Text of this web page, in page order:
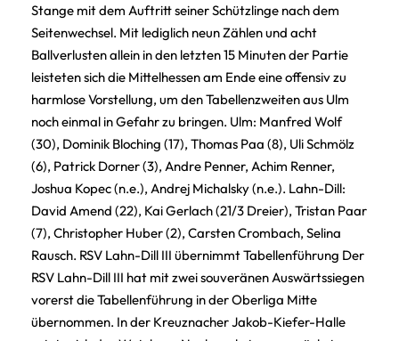
Stange mit dem Auftritt seiner Schützlinge nach dem
Seitenwechsel. Mit lediglich neun Zählen und acht
Ballverlusten allein in den letzten 15 Minuten der Partie
leisteten sich die Mittelhessen am Ende eine offensiv zu
harmlose Vorstellung, um den Tabellenzweiten aus Ulm
noch einmal in Gefahr zu bringen. Ulm: Manfred Wolf
(30), Dominik Bloching (17), Thomas Paa (8), Uli Schmölz
(6), Patrick Dorner (3), Andre Penner, Achim Renner,
Joshua Kopec (n.e.), Andrej Michalsky (n.e.). Lahn-Dill:
David Amend (22), Kai Gerlach (21/3 Dreier), Tristan Paar
(7), Christopher Huber (2), Carsten Crombach, Selina
Rausch. RSV Lahn-Dill III übernimmt Tabellenführung Der
RSV Lahn-Dill III hat mit zwei souveränen Auswärtssiegen
vorerst die Tabellenführung in der Oberliga Mitte
übernommen. In der Kreuznacher Jakob-Kiefer-Halle